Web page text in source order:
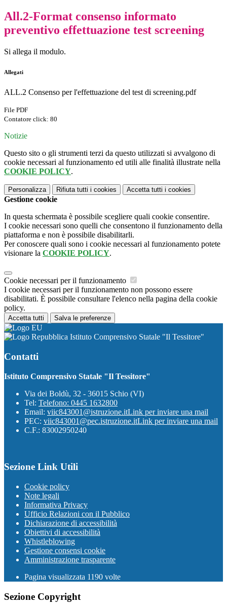
All.2-Format consenso informato
preventivo effettuazione test screening
Si allega il modulo.
Allegati
ALL.2 Consenso per l'effettuazione del test di screening.pdf
File PDF
Contatore click: 80
Notizie
Questo sito o gli strumenti terzi da questo utilizzati si avvalgono di
cookie necessari al funzionamento ed utili alle finalità illustrate nella
COOKIE POLICY.
Personalizza Rifiuta tutti i cookies Accetta tutti i cookies
Gestione cookie
In questa schermata è possibile scegliere quali cookie consentire.
I cookie necessari sono quelli che consentono il funzionamento della
piattaforma e non è possibile disabilitarli.
Per conoscere quali sono i cookie necessari al funzionamento potete
visionare la COOKIE POLICY.
Cookie necessari per il funzionamento
I cookie necessari per il funzionamento non possono essere
disabilitati. È possibile consultare l'elenco nella pagina della cookie
policy.
Accetta tutti Salva le preferenze
Istituto Comprensivo Statale "Il Tessitore"
Contatti
Istituto Comprensivo Statale "Il Tessitore"
Via dei Boldù, 32 - 36015 Schio (VI)
Tel: Telefono: 0445 1632800
Email: viic843001@istruzione.itLink per inviare una mail
PEC: viic843001@pec.istruzione.itLink per inviare una mail
C.F.: 83002950240
Sezione Link Utili
Cookie policy
Note legali
Informativa Privacy
Ufficio Relazioni con il Pubblico
Dichiarazione di accessibilità
Obiettivi di accessibilità
Whistleblowing
Gestione consensi cookie
Amministrazione trasparente
Pagina visualizzata 1190 volte
Sezione Copyright